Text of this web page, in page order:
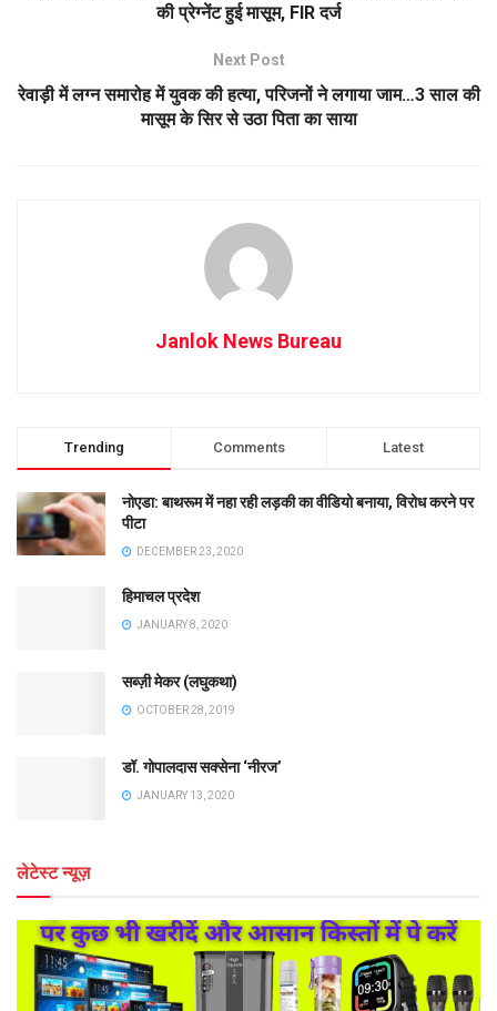
की प्रेग्नेंट हुई मासूम, FIR दर्ज
Next Post
रेवाड़ी में लग्न समारोह में युवक की हत्या, परिजनों ने लगाया जाम…3 साल की
मासूम के सिर से उठा पिता का साया
Janlok News Bureau
Trending Comments Latest
नोएडा: बाथरूम में नहा रही लड़की का वीडियो बनाया, विरोध करने पर
पीटा
DECEMBER 23, 2020
हिमाचल प्रदेश
JANUARY 8, 2020
सब्ज़ी मेकर (लघुकथा)
OCTOBER 28, 2019
डॉ. गोपालदास सक्सेना ‘नीरज’
JANUARY 13, 2020
लेटेस्ट न्यूज़